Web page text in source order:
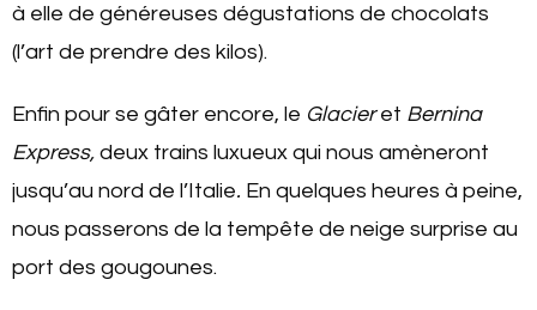
à elle de généreuses dégustations de chocolats
(l’art de prendre des kilos).
Enfin pour se gâter encore, le Glacieret Bernina
Express, deux trains luxueux qui nous amèneront
jusqu’au nord de l’Italie. En quelques heures à peine,
nous passerons de la tempête de neige surprise au
port des gougounes.